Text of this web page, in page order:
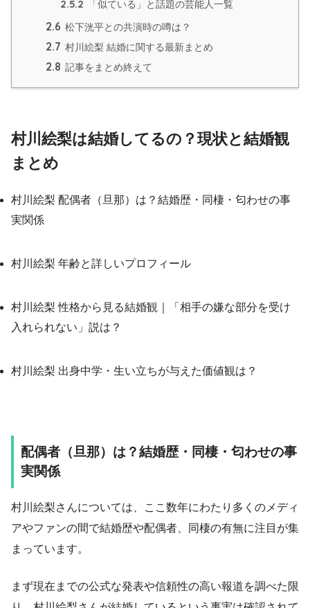
2.5.2 「似ている」と話題の芸能人一覧
2.6 松下洸平との共演時の噂は？
2.7 村川絵梨 結婚に関する最新まとめ
2.8 記事をまとめ終えて
村川絵梨は結婚してるの？現状と結婚観
まとめ
村川絵梨 配偶者（旦那）は？結婚歴・同棲・匂わせの事
実関係
村川絵梨 年齢と詳しいプロフィール
村川絵梨 性格から見る結婚観｜「相手の嫌な部分を受け
入れられない」説は？
村川絵梨 出身中学・生い立ちが与えた価値観は？
配偶者（旦那）は？結婚歴・同棲・匂わせの事
実関係
村川絵梨さんについては、ここ数年にわたり多くのメディ
アやファンの間で結婚歴や配偶者、同棲の有無に注目が集
まっています。
まず現在までの公式な発表や信頼性の高い報道を調べた限